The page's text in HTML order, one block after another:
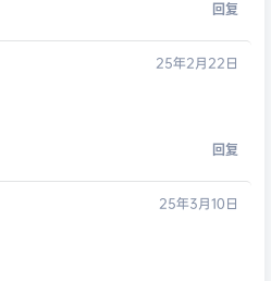
回复
25年2月22日
回复
25年3月10日